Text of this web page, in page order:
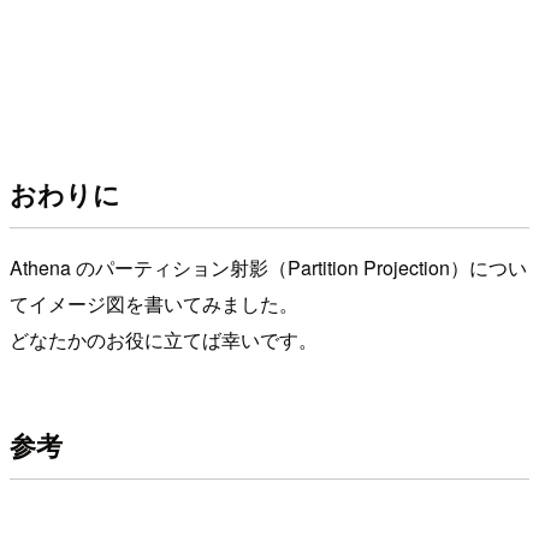
おわりに
Athena のパーティション射影（Partition Projection）につい
てイメージ図を書いてみました。
どなたかのお役に立てば幸いです。
参考